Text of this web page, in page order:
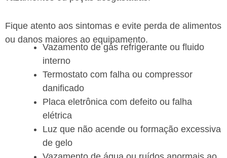
Fique atento aos sintomas e evite perda de alimentos
ou danos maiores ao equipamento.
Vazamento de gás refrigerante ou fluido
interno
Termostato com falha ou compressor
danificado
Placa eletrônica com defeito ou falha
elétrica
Luz que não acende ou formação excessiva
de gelo